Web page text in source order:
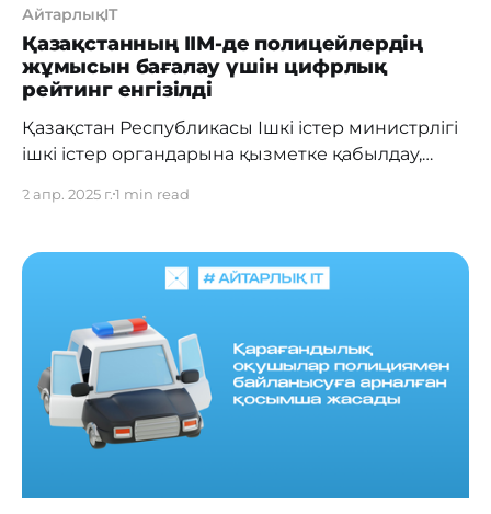
АйтарлықIT
Қазақстанның ІІМ-де полицейлердің
жұмысын бағалау үшін цифрлық
рейтинг енгізілді
Қазақстан Республикасы Ішкі істер министрлігі
ішкі істер органдарына қызметке қабылдау,
ілгерілету тәртібіне өзгерістер енгізді. Негізгі
мансаптық өсуіндегі бәсекеге қабілеттілігін
бағалау үшін цифрлық рейтинг қолданылатын
кіші және орта басшылық құрамдағы
лауазымдарға қабылдау барлық
кандидаттардың деректері тіркелетін
ақпараттық
2 апр. 2025 г.1 min read